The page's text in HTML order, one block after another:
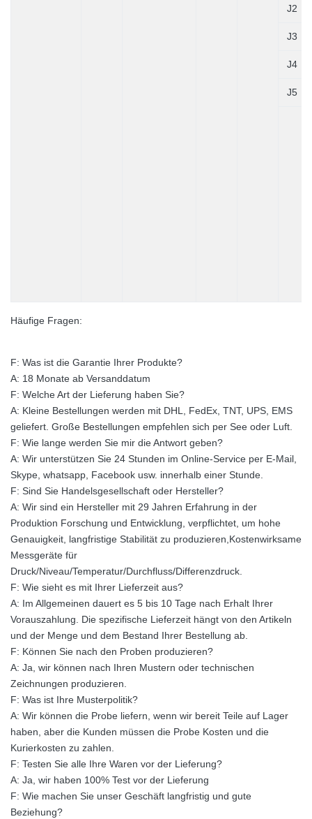
J2
J3
J4
J5
Häufige Fragen:
F: Was ist die Garantie Ihrer Produkte?
A: 18 Monate ab Versanddatum
F: Welche Art der Lieferung haben Sie?
A: Kleine Bestellungen werden mit DHL, FedEx, TNT, UPS, EMS
geliefert. Große Bestellungen empfehlen sich per See oder Luft.
F: Wie lange werden Sie mir die Antwort geben?
A: Wir unterstützen Sie 24 Stunden im Online-Service per E-Mail,
Skype, whatsapp, Facebook usw. innerhalb einer Stunde.
F: Sind Sie Handelsgesellschaft oder Hersteller?
A: Wir sind ein Hersteller mit 29 Jahren Erfahrung in der
Produktion Forschung und Entwicklung, verpflichtet, um hohe
Genauigkeit, langfristige Stabilität zu produzieren,Kostenwirksame
Messgeräte für
Druck/Niveau/Temperatur/Durchfluss/Differenzdruck.
F: Wie sieht es mit Ihrer Lieferzeit aus?
A: Im Allgemeinen dauert es 5 bis 10 Tage nach Erhalt Ihrer
Vorauszahlung. Die spezifische Lieferzeit hängt von den Artikeln
und der Menge und dem Bestand Ihrer Bestellung ab.
F: Können Sie nach den Proben produzieren?
A: Ja, wir können nach Ihren Mustern oder technischen
Zeichnungen produzieren.
F: Was ist Ihre Musterpolitik?
A: Wir können die Probe liefern, wenn wir bereit Teile auf Lager
haben, aber die Kunden müssen die Probe Kosten und die
Kurierkosten zu zahlen.
F: Testen Sie alle Ihre Waren vor der Lieferung?
A: Ja, wir haben 100% Test vor der Lieferung
F: Wie machen Sie unser Geschäft langfristig und gute
Beziehung?